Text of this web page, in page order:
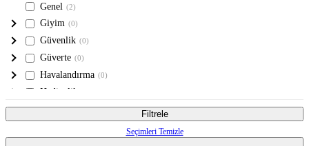
Genel (2)
Giyim (0)
Güvenlik (0)
Güverte (0)
Havalandırma (0)
Hediyelik
Hidrofor (0) Filtrele
Seçimleri Temizle